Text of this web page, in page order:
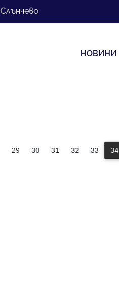
Слънчево
НОВИНИ
29 30 31 32 33 34